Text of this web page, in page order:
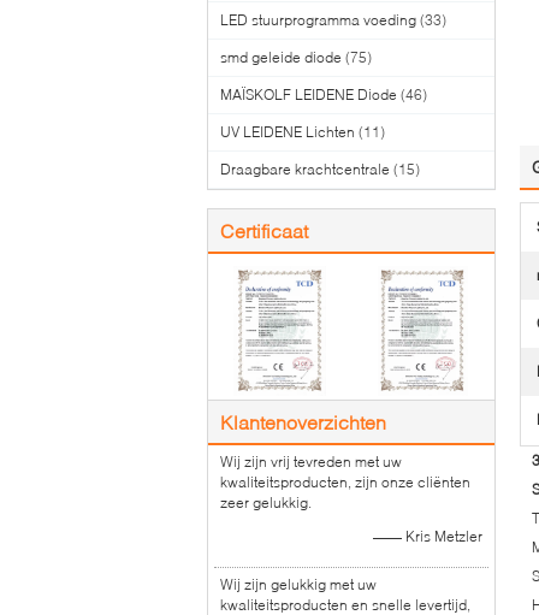
LED stuurprogramma voeding (33)
smd geleide diode (75)
MAÏSKOLF LEIDENE Diode (46)
UV LEIDENE Lichten (11)
Draagbare krachtcentrale (15)
Certificaat
Klantenoverzichten
Wij zijn vrij tevreden met uw
kwaliteitsproducten, zijn onze cliënten
zeer gelukkig.
—— Kris Metzler
Wij zijn gelukkig met uw
kwaliteitsproducten en snelle levertijd,